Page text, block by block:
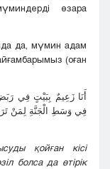
өзара
да, мүмин адам
(оған
أَنَا زَعِيمٌ بِبَيْتٍ فِي
فِي وَسَطِ الْجَنَّةِ لِمَنْ
қойған кісі
болса да өтірік